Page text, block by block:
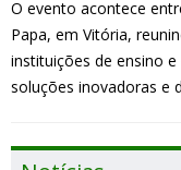
O evento acontece
Papa, em Vitória,
instituições de ensino
soluções inovadoras e